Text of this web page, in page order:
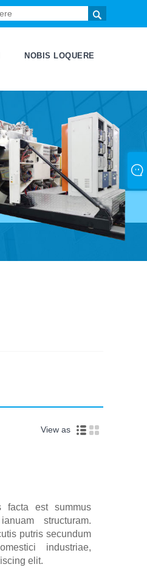

NOBIS LOQUERE
View as
facta est summus
structuram.
putris secundum
industriae,
elit.